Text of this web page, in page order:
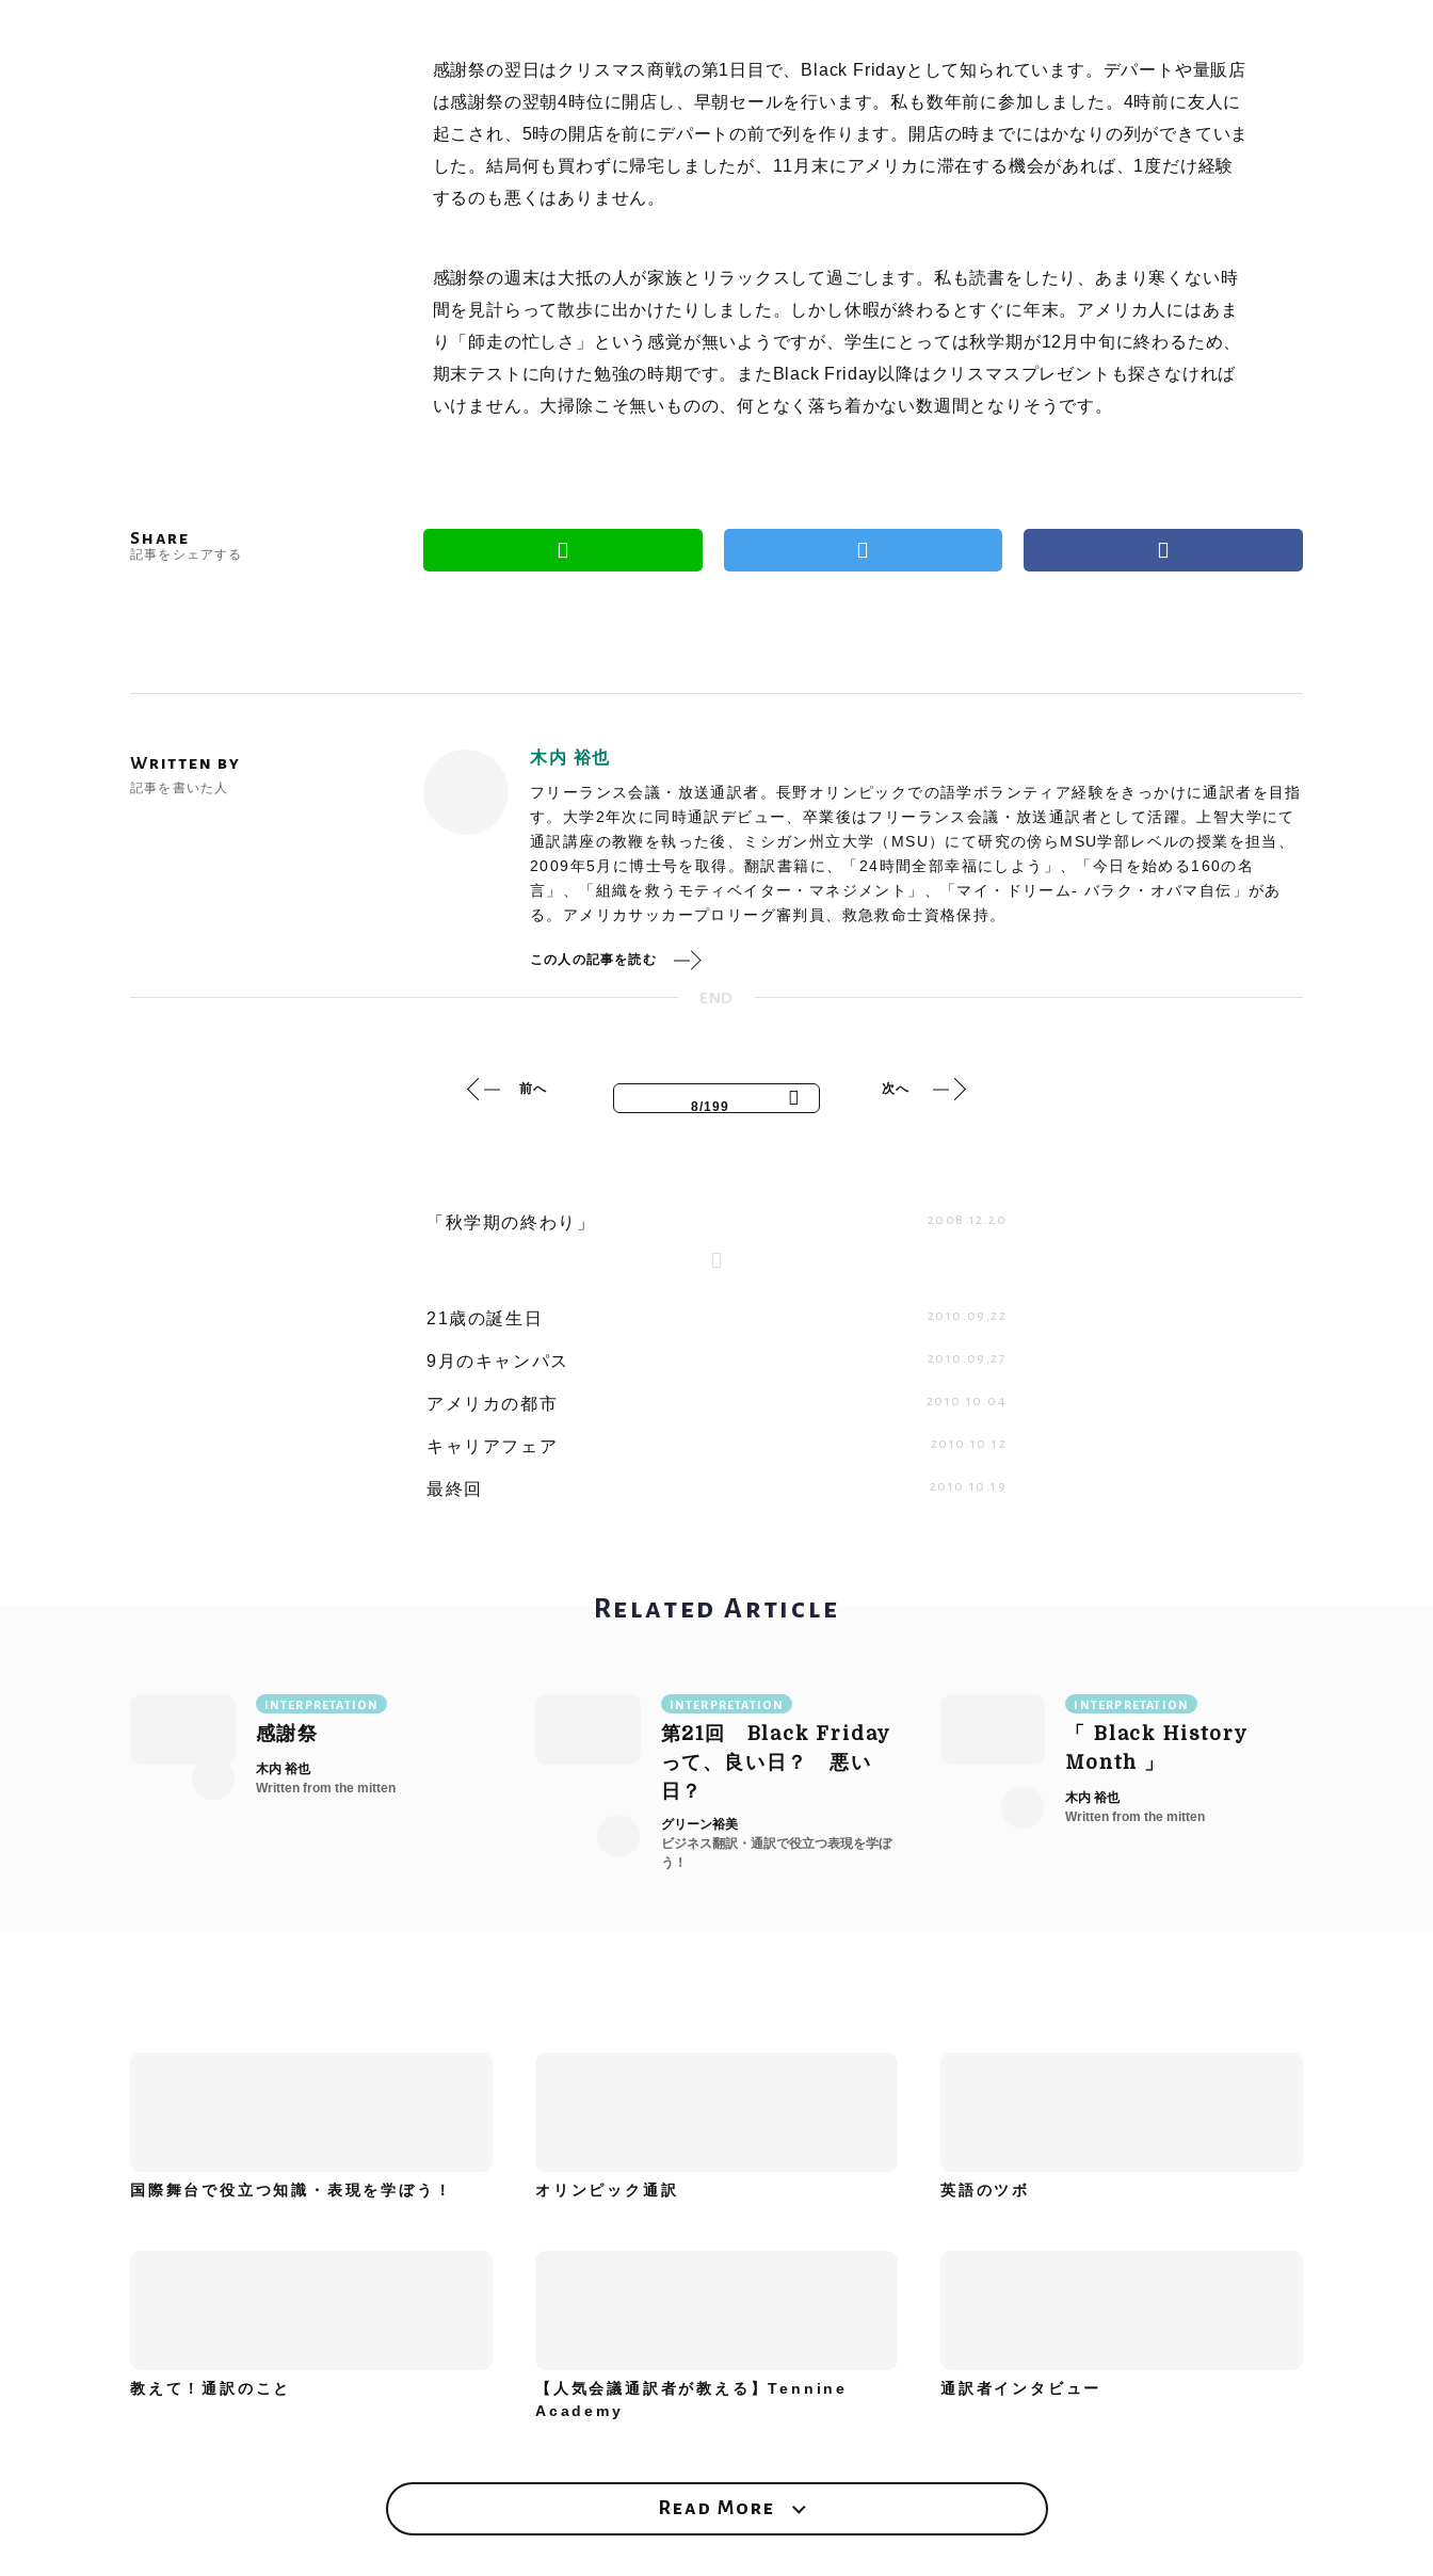
感謝祭の翌日はクリスマス商戦の第1日目で、Black Fridayとして知られています。デパートや量販店
は感謝祭の翌朝4時位に開店し、早朝セールを行います。私も数年前に参加しました。4時前に友人に
起こされ、5時の開店を前にデパートの前で列を作ります。開店の時までにはかなりの列ができていま
した。結局何も買わずに帰宅しましたが、11月末にアメリカに滞在する機会があれば、1度だけ経験
するのも悪くはありません。
感謝祭の週末は大抵の人が家族とリラックスして過ごします。私も読書をしたり、あまり寒くない時
間を見計らって散歩に出かけたりしました。しかし休暇が終わるとすぐに年末。アメリカ人にはあま
り「師走の忙しさ」という感覚が無いようですが、学生にとっては秋学期が12月中旬に終わるため、
期末テストに向けた勉強の時期です。またBlack Friday以降はクリスマスプレゼントも探さなければ
いけません。大掃除こそ無いものの、何となく落ち着かない数週間となりそうです。
Share
記事をシェアする
Written by
記事を書いた人
木内 裕也
フリーランス会議・放送通訳者。長野オリンピックでの語学ボランティア経験をきっかけに通訳者を目指
す。大学2年次に同時通訳デビュー、卒業後はフリーランス会議・放送通訳者として活躍。上智大学にて
通訳講座の教鞭を執った後、ミシガン州立大学（MSU）にて研究の傍らMSU学部レベルの授業を担当、
2009年5月に博士号を取得。翻訳書籍に、「24時間全部幸福にしよう」、「今日を始める160の名
言」、「組織を救うモティベイター・マネジメント」、「マイ・ドリーム- バラク・オバマ自伝」があ
る。アメリカサッカープロリーグ審判員、救急救命士資格保持。
この人の記事を読む
END
8/199
前へ 次へ
「秋学期の終わり」 2008.12.20
21歳の誕生日 2010.09.22
9月のキャンパス 2010.09.27
アメリカの都市 2010.10.04
キャリアフェア 2010.10.12
最終回 2010.10.19
Related Article
INTERPRETATION
感謝祭
木内 裕也
Written from the mitten
INTERPRETATION
第21 回 Black Friday
って、良い日？ 悪い
日？
グリーン裕美
ビジネス翻訳・通訳で役立つ表現を学ぼ
う！
INTERPRETATION
「Black History
Month 」
木内 裕也
Written from the mitten
国際舞台で役立つ知識・表現を学ぼう！ オリンピック通訳 英語のツボ
教えて！通訳のこと
【人気会議通訳者が教える】Tennine
Academy
通訳者インタビュー
Read More